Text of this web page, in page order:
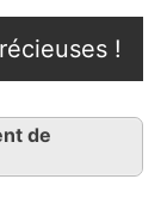
!
de